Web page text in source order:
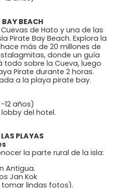
BAY BEACH
de Hato y una de las
Pirate Bay Beach. Explora la
más de 20 millones de
donde un guía
todo sobre la Cueva, luego
Pirate durante 2 horas.
a la playa pirate bay.
12 años)
del hotel.
PLAYAS
la parte rural de la isla:
Antigua.
Jan Kok
tomar lindas fotos).